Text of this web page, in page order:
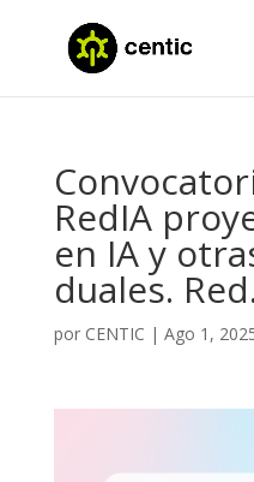
RedIA
en IA y
duales.
por CENTIC | Ago 1,